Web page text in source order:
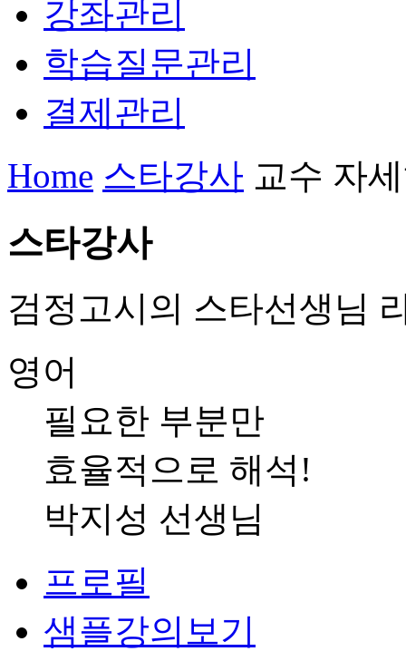
강좌관리
학습질문관리
결제관리
Home 스타강사 교수 자
스타강사
검정고시의 스타선생님
영어
필요한 부분만
효율적으로 해석!
박지성 선생님
프로필
샘플강의보기